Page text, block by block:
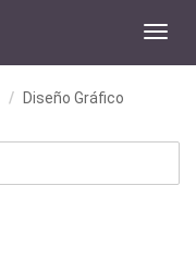
Diseño Gráfico